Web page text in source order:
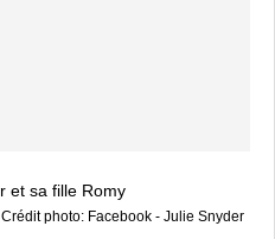
Crédit photo: Facebook - Julie Snyder